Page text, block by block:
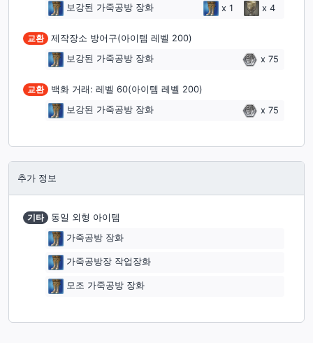
보강된 가죽공방 장화
x 1 x 4
교환
제작장소 방어구(아이템 레벨 200)
보강된 가죽공방 장화
x 75
교환
백화 거래: 레벨 60(아이템 레벨 200)
보강된 가죽공방 장화
x 75
추가 정보
기타
동일 외형 아이템
가죽공방 장화
가죽공방장 작업장화
모조 가죽공방 장화